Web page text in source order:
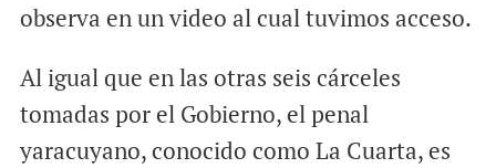
observa en un video al cual tuvimos acceso.
Al igual que en las otras seis cárceles
tomadas por el Gobierno, el penal
yaracuyano, conocido como La Cuarta, es